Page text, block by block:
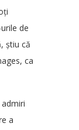
de
știu că
ca
a